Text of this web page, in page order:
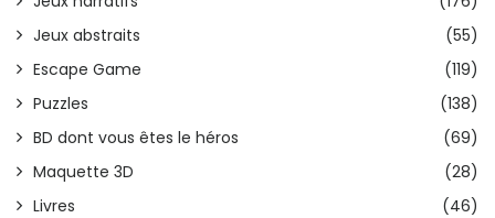
Jeux abstraits
(55)
Escape Game
(119)
Puzzles
(138)
BD dont vous êtes le héros
(69)
Maquette 3D
(28)
Livres
(46)